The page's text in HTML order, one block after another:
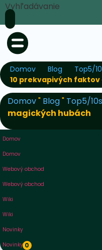
Vyhľadávanie
Domov Blog
Top5/
10 prekvapivých
Domov" Blog" Top5/10s
magických hubách
Domov
Domov
Webový obchod
Webový obchod
Wiki
Wiki
Novinky
Novinky 0